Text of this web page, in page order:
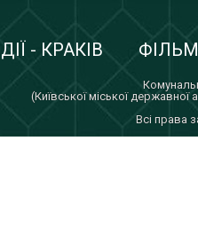
- КРАКІВ
(Київської міської державної
Всi права